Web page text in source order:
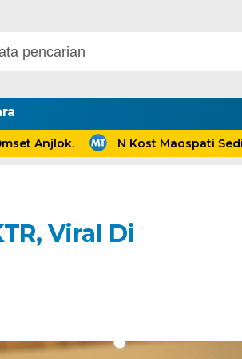
N Kost Maospati Sediakan
Viral Di